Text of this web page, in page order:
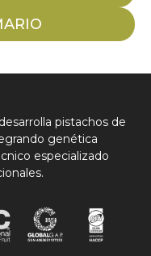
pistachos de
genética
especializado